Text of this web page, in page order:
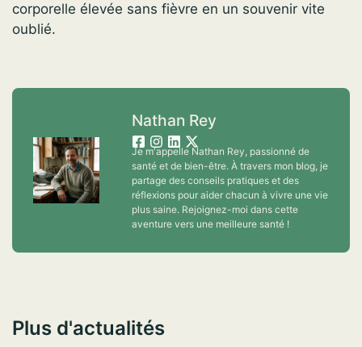
corporelle élevée sans fièvre en un souvenir vite
oublié.
Nathan Rey
Je m'appelle Nathan Rey, passionné de
santé et de bien-être. À travers mon blog, je
partage des conseils pratiques et des
réflexions pour aider chacun à vivre une vie
plus saine. Rejoignez-moi dans cette
aventure vers une meilleure santé !
Plus d'actualités